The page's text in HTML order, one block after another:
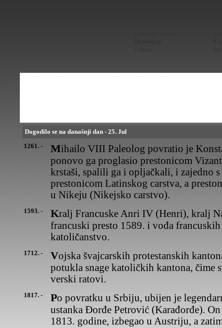
Dogodilo se na današnji dan - 25. Jul
1261. -
Mihailo VIII Paleolog povratio je Konstantinopolj (Carigrad) i
ponovo ga proglasio prestonicom
krstaši, spalili ga i opljačkali, i zajedno
prestonicom Latinskog carstva, a
u Nikeju (Nikejsko carstvo).
1593. - Kralj Francuske Anri IV (Henri), kralj Navare pre dolaska na
francuski presto 1589. i vođa francuskih
katoličanstvo.
1712. - Vojska švajcarskih protestanskih kantona je u bici kod Vilmergena
potukla snage katoličkih kantona, čime
verski ratovi.
1817. - Po povratku u Srbiju, ubijen je legendarni vođa Prvog srpskog
ustanka Đorđe Petrović (Karađorđe).
1813. godine, izbegao u Austriju, a